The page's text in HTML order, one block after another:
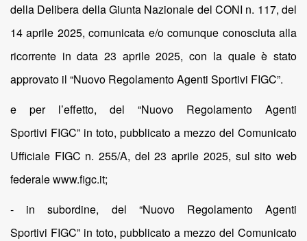
della Delibera della Giunta Nazionale del CONI n. 117, del
14 aprile 2025, comunicata e/o comunque conosciuta alla
ricorrente in data 23 aprile 2025, con la quale è stato
approvato il “Nuovo Regolamento Agenti Sportivi FIGC”.
e per l’effetto, del “Nuovo Regolamento Agenti
Sportivi FIGC” in toto, pubblicato a mezzo del Comunicato
Ufficiale FIGC n. 255/A, del 23 aprile 2025, sul sito web
federale www.figc.it;
- in subordine, del “Nuovo Regolamento Agenti
Sportivi FIGC” in toto, pubblicato a mezzo del Comunicato